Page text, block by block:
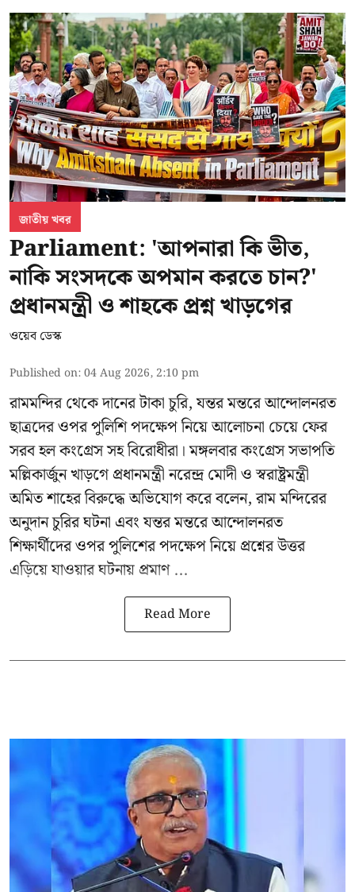
জাতীয় খবর
Parliament: 'আপনারা কি ভীত,
নাকি সংসদকে অপমান করতে চান?'
প্রধানমন্ত্রী ও শাহকে প্রশ্ন খাড়গের
ওয়েব ডেস্ক
Published on:04 Aug 2026, 2:10 pm
রামমন্দির থেকে দানের টাকা চুরি, যন্তর মন্তরে আন্দোলনরত
ছাত্রদের ওপর পুলিশি পদক্ষেপ নিয়ে আলোচনা চেয়ে ফের
সরব হল কংগ্রেস সহ বিরোধীরা। মঙ্গলবার কংগ্রেস সভাপতি
মল্লিকার্জুন খাড়গে প্রধানমন্ত্রী নরেন্দ্র মোদী ও স্বরাষ্ট্রমন্ত্রী
অমিত শাহের বিরুদ্ধে অভিযোগ করে বলেন, রাম মন্দিরের
অনুদান চুরির ঘটনা এবং যন্তর মন্তরে আন্দোলনরত
শিক্ষার্থীদের ওপর পুলিশের পদক্ষেপ নিয়ে প্রশ্নের উত্তর
এড়িয়ে যাওয়ার ঘটনায় প্রমাণ ...
Read More